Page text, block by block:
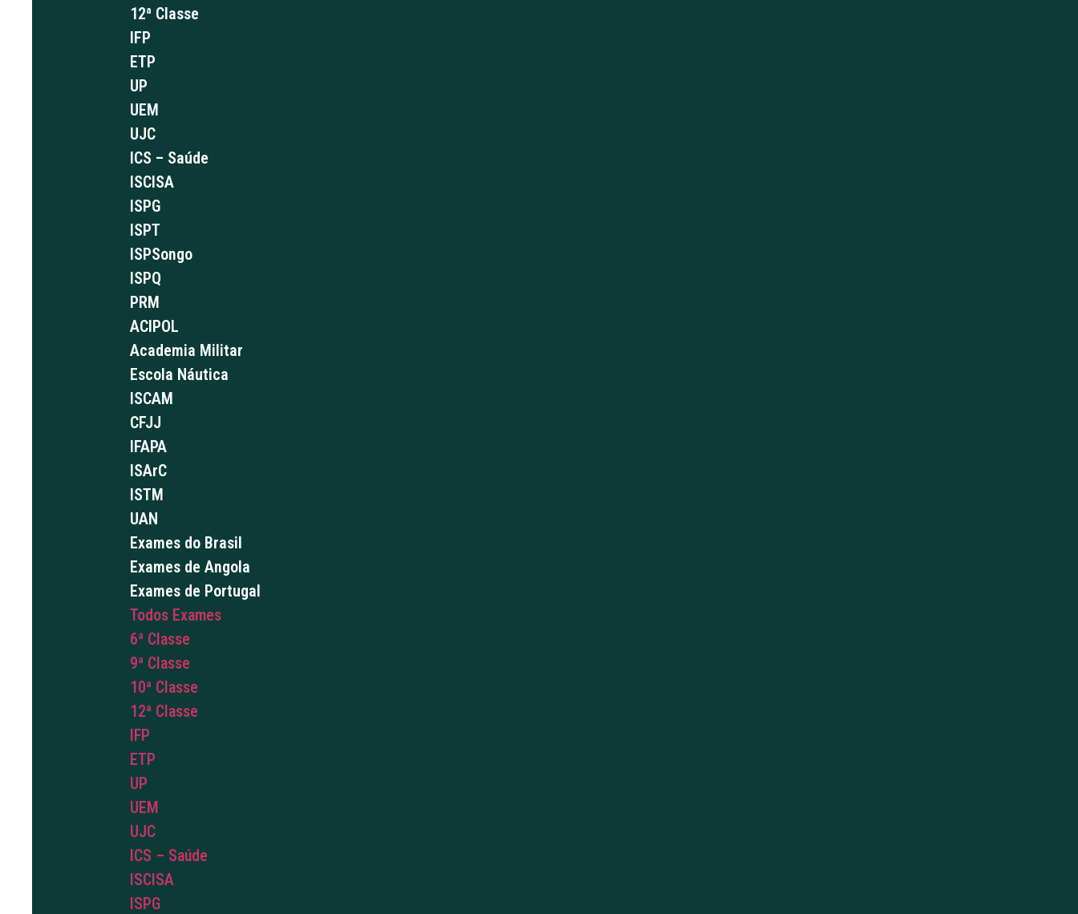
12ª Classe
IFP
ETP
UP
UEM
UJC
ICS – Saúde
ISCISA
ISPG
ISPT
ISPSongo
ISPQ
PRM
ACIPOL
Academia Militar
Escola Náutica
ISCAM
CFJJ
IFAPA
ISArC
ISTM
UAN
Exames do Brasil
Exames de Angola
Exames de Portugal
Todos Exames
6ª Classe
9ª Classe
10ª Classe
12ª Classe
IFP
ETP
UP
UEM
UJC
ICS – Saúde
ISCISA
ISPG